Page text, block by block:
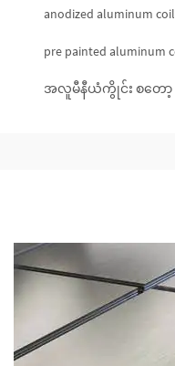
anodized aluminum coil
pre painted aluminum
အလူမီနီယံကွိုင်း စတော့